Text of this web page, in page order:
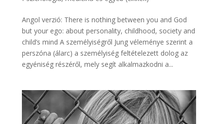
Angol verzió: There is nothing between you and God
but your ego: about personality, childhood, society and
child’s mind A személyiségről Jung véleménye szerint a
perszóna (álarc) a személyiség feltételezett dolog az
egyéniség részéről, mely segít alkalmazkodni a...